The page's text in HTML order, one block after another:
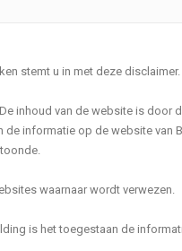
stemt u in met deze disclaimer.
inhoud van de website is door
informatie op de website van
waarnaar wordt verwezen.
is het toegestaan de